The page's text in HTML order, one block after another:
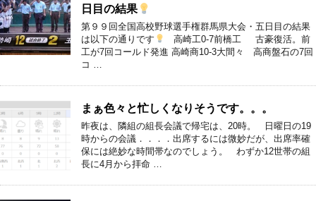
日目の結果
第９９回全国高校野球選手権群馬県大会・五日目の結果
は以下の通りです
高崎工0-7前橋工 古豪復活。前
工が7回コールド発進 高崎商10-3大間々 高商盤石の7回
コ …
まぁ色々と忙しくなりそうです。。。
昨夜は、隣組の組長会議で帰宅は、20時。 日曜日の19
時からの会議．．．．出席するには微妙だが、出席率確
保には絶妙な時間帯なのでしょう。 わずか12世帯の組
長に4月から拝命 …